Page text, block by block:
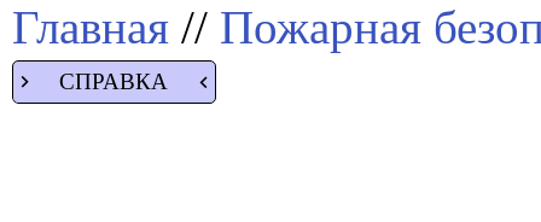
Главная // Пожарная
СПРАВКА